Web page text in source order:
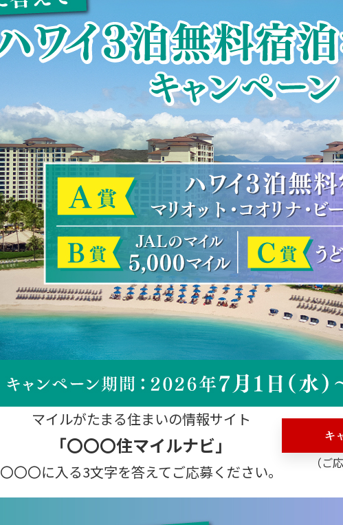
マイルがたまる住まいの情報サイト
「〇〇〇住マイルナビ」
〇〇〇に入る3文字を答えてご応募ください。
キ
（ご